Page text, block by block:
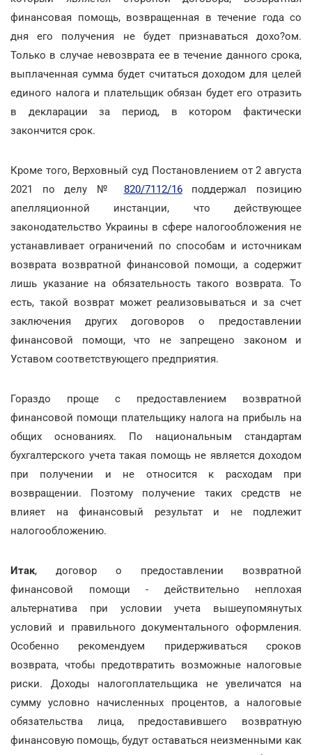
финансовая помощь, возвращенная в течение года со
дня его получения не будет признаваться дохо?ом.
Только в случае невозврата ее в течение данного срока,
выплаченная сумма будет считаться доходом для целей
единого налога и плательщик обязан будет его отразить
в декларации за период, в котором фактически
закончится срок.
Кроме того, Верховный суд Постановлением от 2 августа
2021 по делу № 820/7112/16поддержал позицию
апелляционной инстанции, что действующее
законодательство Украины в сфере налогообложения не
устанавливает ограничений по способам и источникам
возврата возвратной финансовой помощи, а содержит
лишь указание на обязательность такого возврата. То
есть, такой возврат может реализовываться и за счет
заключения других договоров о предоставлении
финансовой помощи, что не запрещено законом и
Уставом соответствующего предприятия.
Гораздо проще с предоставлением возвратной
финансовой помощи плательщику налога на прибыль на
общих основаниях. По национальным стандартам
бухгалтерского учета такая помощь не является доходом
при получении и не относится к расходам при
возвращении. Поэтому получение таких средств не
влияет на финансовый результат и не подлежит
налогообложению.
Итак, договор о предоставлении возвратной
финансовой помощи - действительно неплохая
альтернатива при условии учета вышеупомянутых
условий и правильного документального оформления.
Особенно рекомендуем придерживаться сроков
возврата, чтобы предотвратить возможные налоговые
риски. Доходы налогоплательщика не увеличатся на
сумму условно начисленных процентов, а налоговые
обязательства лица, предоставившего возвратную
финансовую помощь, будут оставаться неизменными как